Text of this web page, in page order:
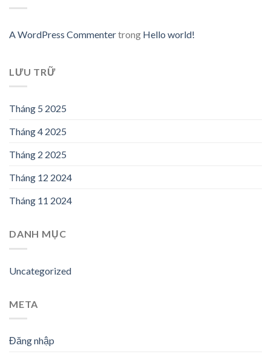
A WordPress Commentertrong Hello world!
LƯU TRỮ
Tháng 5 2025
Tháng 4 2025
Tháng 2 2025
Tháng 12 2024
Tháng 11 2024
DANH MỤC
Uncategorized
META
Đăng nhập